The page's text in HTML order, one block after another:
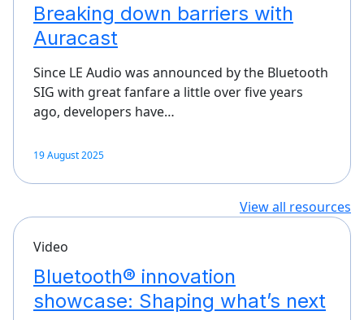
Breaking down barriers with
Auracast
Since LE Audio was announced by the Bluetooth
SIG with great fanfare a little over five years
ago, developers have…
19 August 2025
View all resources
Video
Bluetooth® innovation
showcase: Shaping what’s next